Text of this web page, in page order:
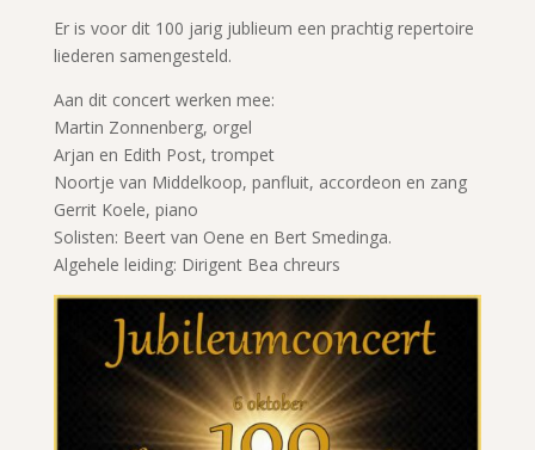
Er is voor dit 100 jarig jublieum een prachtig repertoire
liederen samengesteld.
Aan dit concert werken mee:
Martin Zonnenberg, orgel
Arjan en Edith Post, trompet
Noortje van Middelkoop, panfluit, accordeon en zang
Gerrit Koele, piano
Solisten: Beert van Oene en Bert Smedinga.
Algehele leiding: Dirigent Bea chreurs